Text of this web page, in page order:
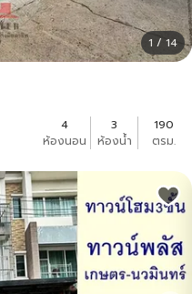
1 / 14
4
ห้องนอน
3
ห้องน้ำ
190
ตรม.